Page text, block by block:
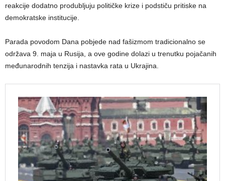
reakcije dodatno produbljuju političke krize i podstiču pritiske na
demokratske institucije.
Parada povodom Dana pobjede nad fašizmom tradicionalno se
održava 9. maja u Rusija, a ove godine dolazi u trenutku pojačanih
međunarodnih tenzija i nastavka rata u Ukrajina.